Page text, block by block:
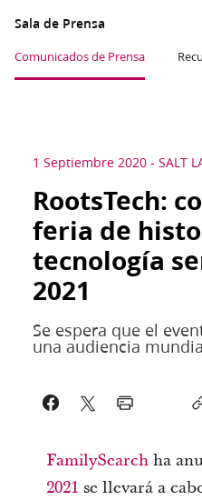
Sala de Prensa
Comunicados de Prensa
1 Septiembre 2020 - SALT
RootsTech:
feria de
tecnología
2021
Se espera que el
una audiencia
FamilySearchha
2021 se llevará a